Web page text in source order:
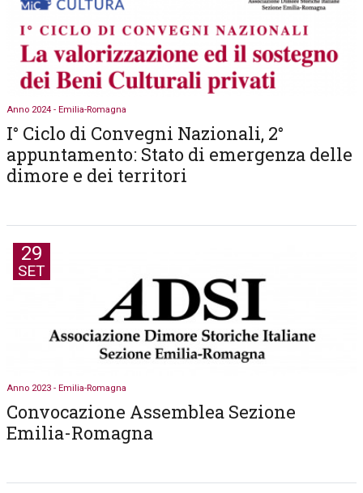
Anno 2024 - Emilia-Romagna
I° Ciclo di Convegni Nazionali, 2°
appuntamento: Stato di emergenza delle
dimore e dei territori
29
SET
Anno 2023 - Emilia-Romagna
Convocazione Assemblea Sezione
Emilia-Romagna